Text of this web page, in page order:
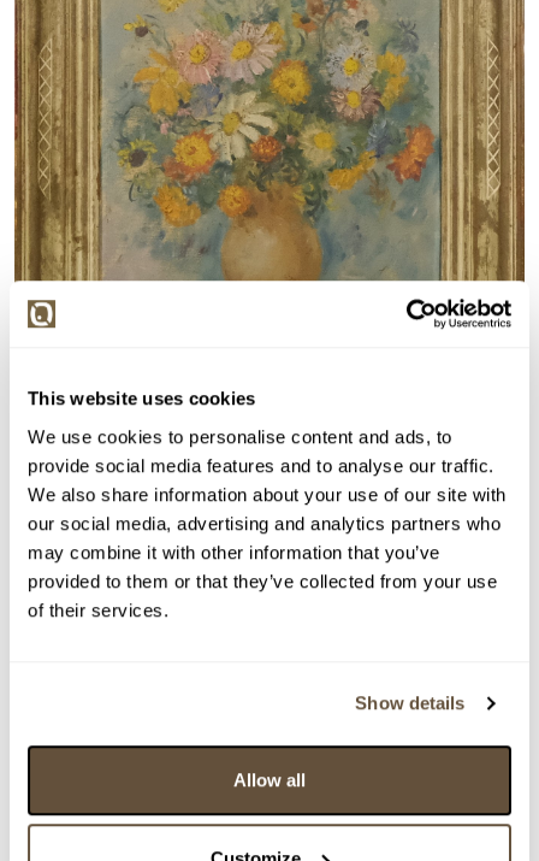
This website uses cookies
We use cookies to personalise content and ads, to
provide social media features and to analyse our traffic.
We also share information about your use of our site with
our social media, advertising and analytics partners who
may combine it with other information that you’ve
provided to them or that they’ve collected from your use
of their services.
Show details
Allow all
Detail položky
Olej na plátně fixováném na kartonu, 42x33 cm.
Signováno vpravo dole Luisa Černovická. Rámováno.
> Zobrazit detail položky a informace o autorovi
> zpět na aukční výsledky
Luisa Černovická
82926. Luční kvítí